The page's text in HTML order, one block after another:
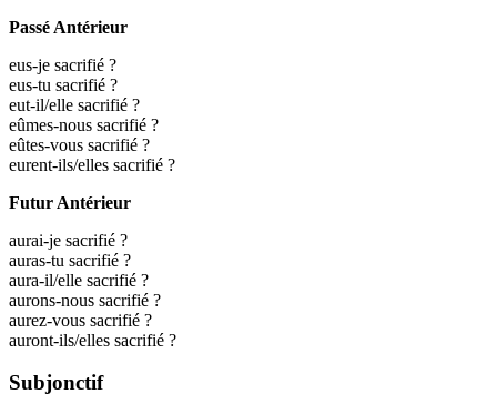
Passé Antérieur
eus-je sacrifié ?
eus-tu sacrifié ?
eut-il/elle sacrifié ?
eûmes-nous sacrifié ?
eûtes-vous sacrifié ?
eurent-ils/elles sacrifié ?
Futur Antérieur
aurai-je sacrifié ?
auras-tu sacrifié ?
aura-il/elle sacrifié ?
aurons-nous sacrifié ?
aurez-vous sacrifié ?
auront-ils/elles sacrifié ?
Subjonctif